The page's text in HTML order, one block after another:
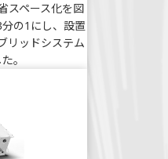
スペース化を図
の1にし、設置
リッドシステム
。